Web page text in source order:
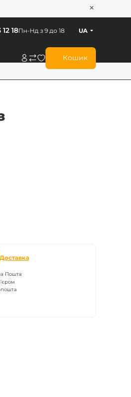
Кошик
Пн-Нд з 9 до 18
18 UA
Доставка
Пошта